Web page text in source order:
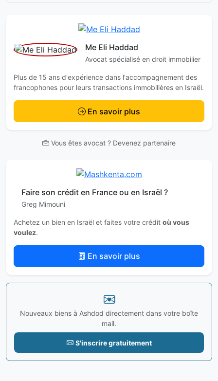
Me Eli Haddad
Avocat spécialisé en droit immobilier
Plus de 15 ans d'expérience dans l'accompagnement des
francophones pour leurs transactions immobilières en Israël.
En savoir plus
Vous êtes avocat ? Devenez partenaire
Faire son crédit en France ou en Israël ?
Greg Mimouni
Achetez un bien en Israël et faites votre crédit où vous
voulez.
En savoir plus
Nouveaux biens à Ashdod directement dans votre boîte
mail.
S'inscrire gratuitement